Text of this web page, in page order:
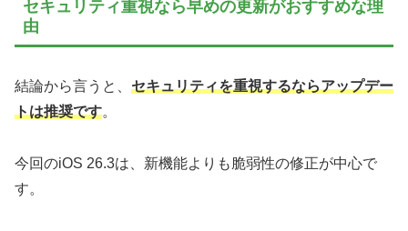
セキュリティ重視なら早めの更新がおすすめな理
由
結論から言うと、 セキュリティを重視するならアップデー
トは推奨です。
今回のiOS 26.3は、新機能よりも脆弱性の修正が中心で
す。